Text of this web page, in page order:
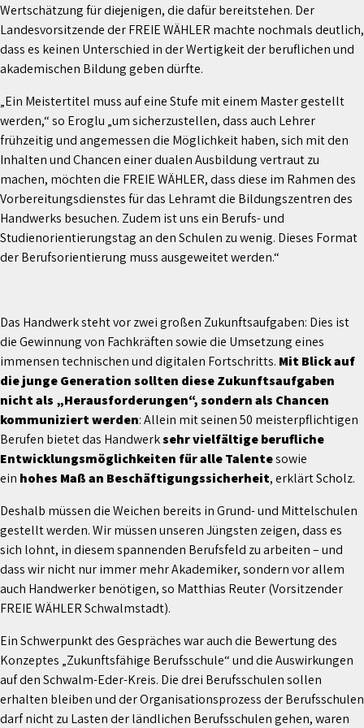
Wertschätzung für diejenigen, die dafür bereitstehen. Der
Landesvorsitzende der FREIE WÄHLER machte nochmals deutlich,
dass es keinen Unterschied in der Wertigkeit der beruflichen und
akademischen Bildung geben dürfte.
„Ein Meistertitel muss auf eine Stufe mit einem Master gestellt
werden,“ so Eroglu „um sicherzustellen, dass auch Lehrer
frühzeitig und angemessen die Möglichkeit haben, sich mit den
Inhalten und Chancen einer dualen Ausbildung vertraut zu
machen, möchten die FREIE WÄHLER, dass diese im Rahmen des
Vorbereitungsdienstes für das Lehramt die Bildungszentren des
Handwerks besuchen. Zudem ist uns ein Berufs- und
Studienorientierungstag an den Schulen zu wenig. Dieses Format
der Berufsorientierung muss ausgeweitet werden.“
Das Handwerk steht vor zwei großen Zukunftsaufgaben: Dies ist
die Gewinnung von Fachkräften sowie die Umsetzung eines
immensen technischen und digitalen Fortschritts. Mit Blick auf
die junge Generation sollten diese Zukunftsaufgaben
nicht als „Herausforderungen“, sondern als Chancen
kommuniziert werden: Allein mit seinen 50 meisterpflichtigen
Berufen bietet das Handwerksehr vielfältige berufliche
Entwicklungsmöglichkeiten für alle Talentesowie
ein hohes Maß an Beschäftigungssicherheit, erklärt Scholz.
Deshalb müssen die Weichen bereits in Grund- und Mittelschulen
gestellt werden. Wir müssen unseren Jüngsten zeigen, dass es
sich lohnt, in diesem spannenden Berufsfeld zu arbeiten – und
dass wir nicht nur immer mehr Akademiker, sondern vor allem
auch Handwerker benötigen, so Matthias Reuter (Vorsitzender
FREIE WÄHLER Schwalmstadt).
Ein Schwerpunkt des Gespräches war auch die Bewertung des
Konzeptes „Zukunftsfähige Berufsschule“ und die Auswirkungen
auf den Schwalm-Eder-Kreis. Die drei Berufsschulen sollen
erhalten bleiben und der Organisationsprozess der Berufsschulen
darf nicht zu Lasten der ländlichen Berufsschulen gehen, waren